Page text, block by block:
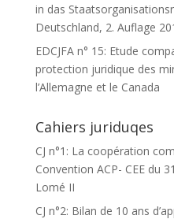
in das
Deutschland, 2. Auflage
EDCJFA n° 15: Etude
protection juridique des
l’Allemagne et le Canada
Cahiers juriduqes
CJ n°1: La coopération
Convention ACP- CEE du
Lomé II
CJ n°2: Bilan de 10 ans